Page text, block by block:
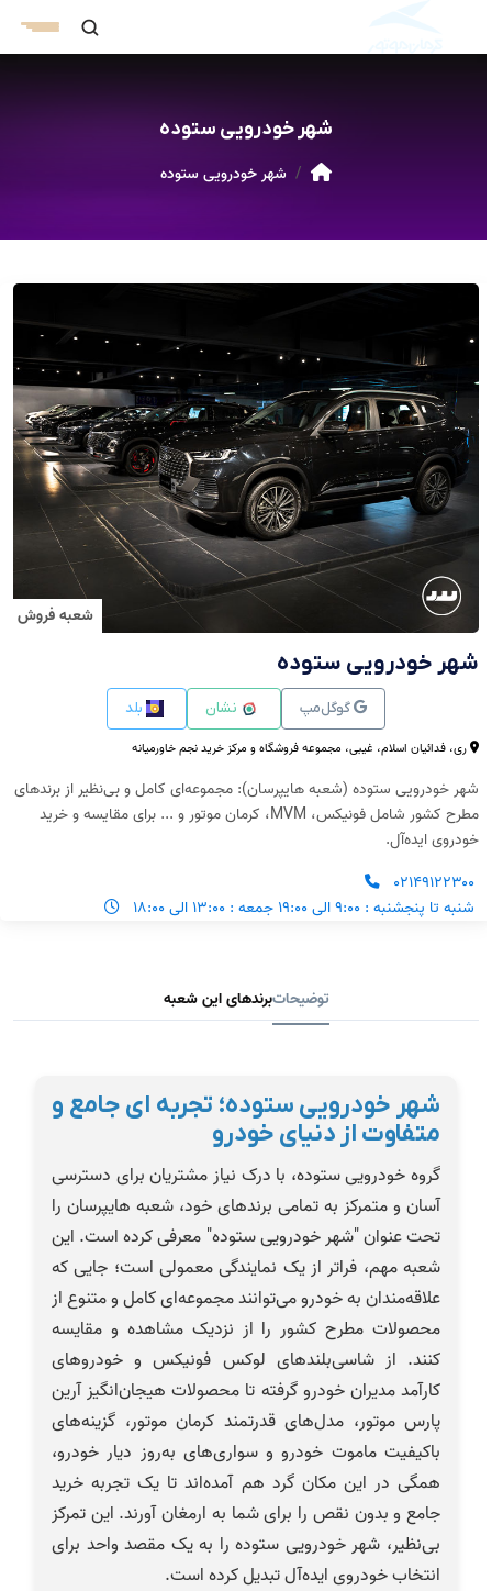
شهر خودرویی ستوده
شهر خودرویی ستوده
شعبه فروش
شهر خودرویی ستوده
گوگل‌مپ نشان بلد
ری، فدائیان اسلام، غیبی، مجموعه فروشگاه و مرکز خرید نجم خاورمیانه
شهر خودرویی ستوده (شعبه هایپرسان): مجموعه‌ای کامل و بی‌نظیر از برندهای
مطرح کشور شامل فونیکس، MVM، کرمان موتور و ... برای مقایسه و خرید
خودروی ایده‌آل.
۰۲۱۴۹۱۲۲۳۰۰
شنبه تا پنجشنبه : ۹:۰۰ الی ۱۹:۰۰ جمعه : ۱۳:۰۰ الی ۱۸:۰۰
توضیحاتبرندهای این شعبه
شهر خودرویی ستوده؛ تجربه ای جامع و
متفاوت از دنیای خودرو
گروه خودرویی ستوده، با درک نیاز مشتریان برای دسترسی
آسان و متمرکز به تمامی برندهای خود، شعبه هایپرسان را
تحت عنوان "شهر خودرویی ستوده" معرفی کرده است. این
شعبه مهم، فراتر از یک نمایندگی معمولی است؛ جایی که
علاقه‌مندان به خودرو می‌توانند مجموعه‌ای کامل و متنوع از
محصولات مطرح کشور را از نزدیک مشاهده و مقایسه
کنند. از شاسی‌بلندهای لوکس فونیکس و خودروهای
کارآمد مدیران خودرو گرفته تا محصولات هیجان‌انگیز آرین
پارس موتور، مدل‌های قدرتمند کرمان موتور، گزینه‌های
باکیفیت ماموت خودرو و سواری‌های به‌روز دیار خودرو،
همگی در این مکان گرد هم آمده‌اند تا یک تجربه خرید
جامع و بدون نقص را برای شما به ارمغان آورند. این تمرکز
بی‌نظیر، شهر خودرویی ستوده را به یک مقصد واحد برای
انتخاب خودروی ایده‌آل تبدیل کرده است.